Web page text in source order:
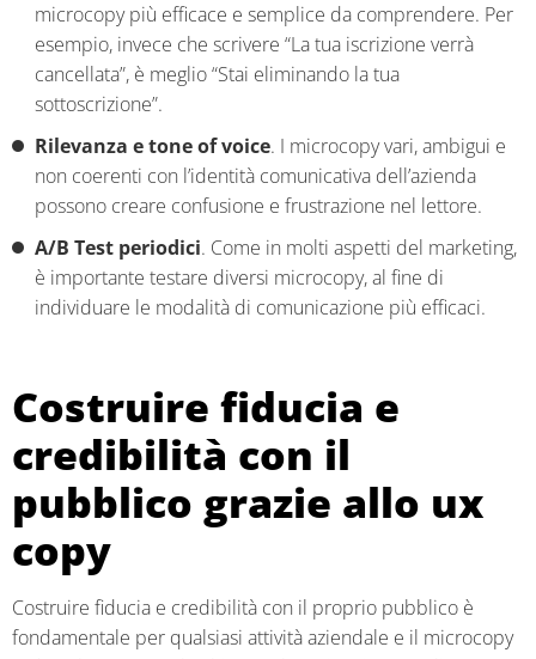
microcopy più efficace e semplice da comprendere. Per
esempio, invece che scrivere “La tua iscrizione verrà
cancellata”, è meglio “Stai eliminando la tua
sottoscrizione”.
Rilevanza e tone of voice. I microcopy vari, ambigui e
non coerenti con l’identità comunicativa dell’azienda
possono creare confusione e frustrazione nel lettore.
A/B Test periodici. Come in molti aspetti del marketing,
è importante testare diversi microcopy, al fine di
individuare le modalità di comunicazione più efficaci.
Costruire fiducia e
credibilità con il
pubblico grazie allo ux
copy
Costruire fiducia e credibilità con il proprio pubblico è
fondamentale per qualsiasi attività aziendale e il microcopy